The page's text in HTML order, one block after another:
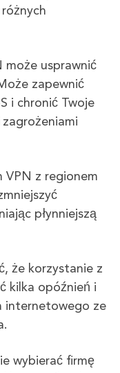
może usprawnić
zapewnić
i chronić Twoje
VPN z regionem
płynniejszą
że korzystanie z
kilka opóźnień i
internetowego ze
wybierać firmę